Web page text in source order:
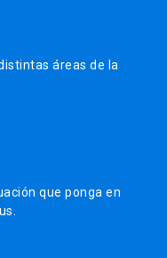
áreas de la
que ponga en